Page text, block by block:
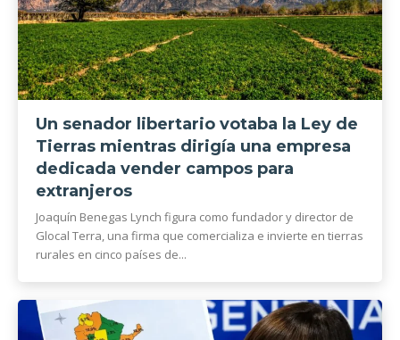
Un senador libertario votaba la Ley de
Tierras mientras dirigía una empresa
dedicada vender campos para
extranjeros
Joaquín Benegas Lynch figura como fundador y director de
Glocal Terra, una firma que comercializa e invierte en tierras
rurales en cinco países de...